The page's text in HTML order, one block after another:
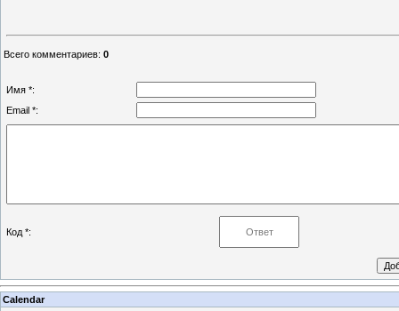
Всего комментариев: 0
Имя *:
Email *:
Код *:
Calendar